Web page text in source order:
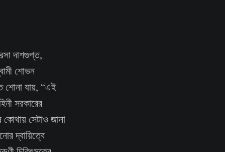
দাশগুপ্ত,
শোভন
শোনা যায়, “এই
সরকারের
সেটাও জানা
দ্বায়িত্বে